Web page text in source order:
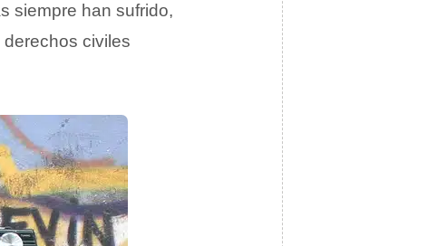
siempre han sufrido,
civiles